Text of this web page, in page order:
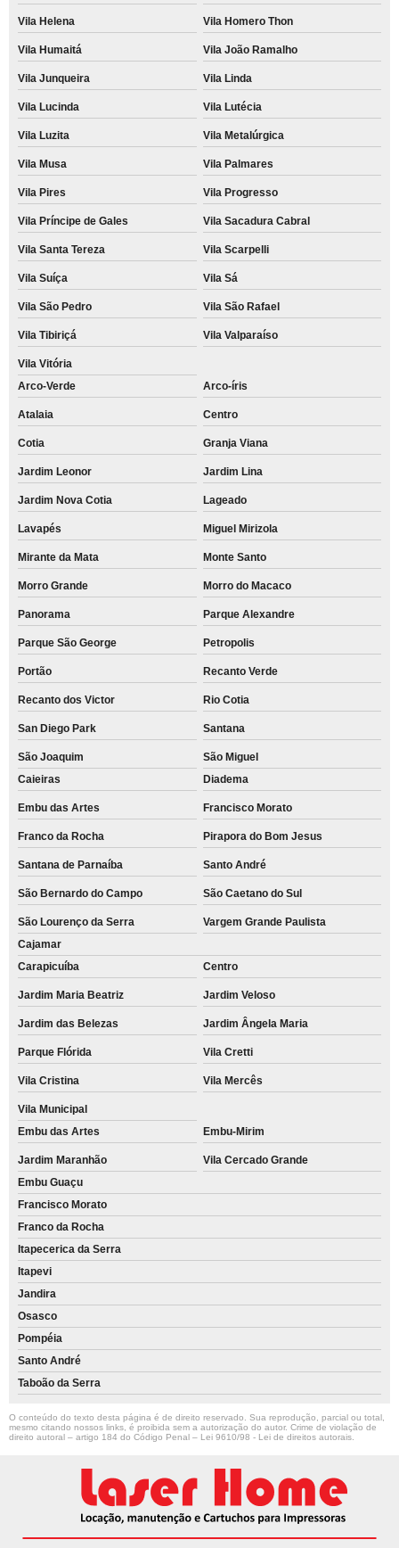
Vila Helena Vila Homero Thon
Vila Humaitá Vila João Ramalho
Vila Junqueira Vila Linda
Vila Lucinda Vila Lutécia
Vila Luzita Vila Metalúrgica
Vila Musa Vila Palmares
Vila Pires Vila Progresso
Vila Príncipe de Gales Vila Sacadura Cabral
Vila Santa Tereza Vila Scarpelli
Vila Suíça Vila Sá
Vila São Pedro Vila São Rafael
Vila Tibiriçá Vila Valparaíso
Vila Vitória
Arco-Verde
Arco-íris
Atalaia Centro
Cotia Granja Viana
Jardim Leonor Jardim Lina
Jardim Nova Cotia Lageado
Lavapés Miguel Mirizola
Mirante da Mata Monte Santo
Morro Grande Morro do Macaco
Panorama Parque Alexandre
Parque São George Petropolis
Portão Recanto Verde
Recanto dos Victor Rio Cotia
San Diego Park Santana
São Joaquim
São Miguel
Caieiras
Diadema
Embu das Artes Francisco Morato
Franco da Rocha Pirapora do Bom Jesus
Santana de Parnaíba Santo André
São Bernardo do Campo São Caetano do Sul
São Lourenço da Serra
Vargem Grande Paulista
Cajamar
Carapicuíba
Centro
Jardim Maria Beatriz Jardim Veloso
Jardim das Belezas Jardim Ângela Maria
Parque Flórida Vila Cretti
Vila Cristina Vila Mercês
Vila Municipal
Embu das Artes
Embu-Mirim
Jardim Maranhão
Vila Cercado Grande
Embu Guaçu
Francisco Morato
Franco da Rocha
Itapecerica da Serra
Itapevi
Jandira
Osasco
Pompéia
Santo André
Taboão da Serra
O conteúdo do texto desta página é de direito reservado. Sua reprodução, parcial ou total,
mesmo citando nossos links, é proibida sem a autorização do autor. Crime de violação de
direito autoral – artigo 184 do Código Penal – Lei 9610/98 - Lei de direitos autorais